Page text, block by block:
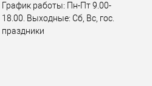
График работы: Пн-Пт 9.00-
18.00. Выходные: Сб, Вс, гос.
праздники